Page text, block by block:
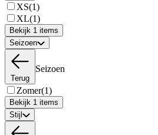
XS(1)
XL(1)
Bekijk 1 items
Seizoen
Terug
Seizoen
Zomer(1)
Bekijk 1 items
Stijl